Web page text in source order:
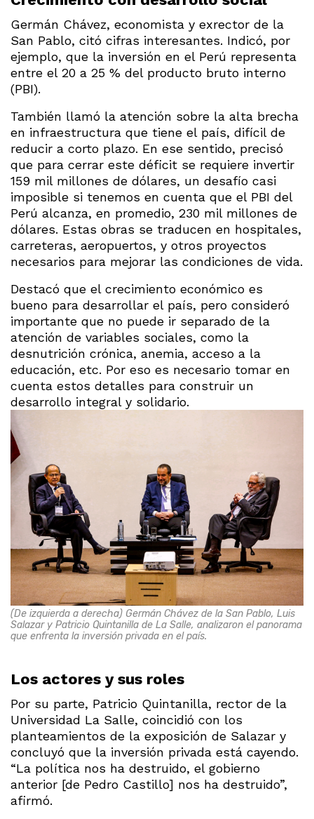
Germán Chávez, economista y exrector de la
San Pablo, citó cifras interesantes. Indicó, por
ejemplo, que la inversión en el Perú representa
entre el 20 a 25 % del producto bruto interno
(PBI).
También llamó la atención sobre la alta brecha
en infraestructura que tiene el país, difícil de
reducir a corto plazo. En ese sentido, precisó
que para cerrar este déficit se requiere invertir
159 mil millones de dólares, un desafío casi
imposible si tenemos en cuenta que el PBI del
Perú alcanza, en promedio, 230 mil millones de
dólares. Estas obras se traducen en hospitales,
carreteras, aeropuertos, y otros proyectos
necesarios para mejorar las condiciones de vida.
Destacó que el crecimiento económico es
bueno para desarrollar el país, pero consideró
importante que no puede ir separado de la
atención de variables sociales, como la
desnutrición crónica, anemia, acceso a la
educación, etc. Por eso es necesario tomar en
cuenta estos detalles para construir un
desarrollo integral y solidario.
(De izquierda a derecha) Germán Chávez de la San Pablo, Luis
Salazar y Patricio Quintanilla de La Salle, analizaron el panorama
que enfrenta la inversión privada en el país.
Los actores y sus roles
Por su parte, Patricio Quintanilla, rector de la
Universidad La Salle, coincidió con los
planteamientos de la exposición de Salazar y
concluyó que la inversión privada está cayendo.
“La política nos ha destruido, el gobierno
anterior [de Pedro Castillo] nos ha destruido”,
afirmó.